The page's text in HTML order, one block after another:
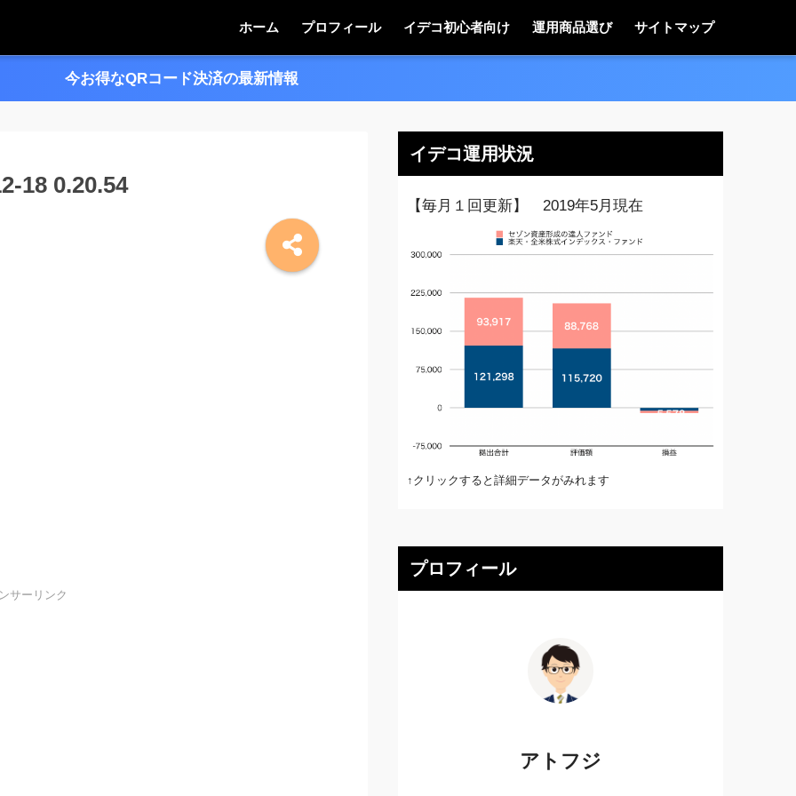
ホーム プロフィール イデコ初心者向け 運用商品選び サイトマップ
今お得なQRコード決済の最新情報
18 0.20.54
サーリンク
イデコ運用状況
【毎月１回更新】 2019年5月現在
↑クリックすると詳細データがみれます
プロフィール
アトフジ